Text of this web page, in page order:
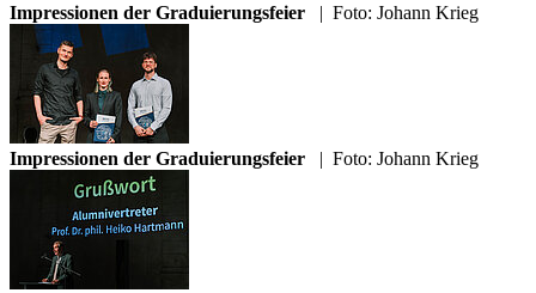
Impressionen der Graduierungsfeier | Foto: Johann Krieg
Impressionen der Graduierungsfeier | Foto: Johann Krieg